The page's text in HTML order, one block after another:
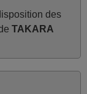
des 2 piles
des
TAKARA